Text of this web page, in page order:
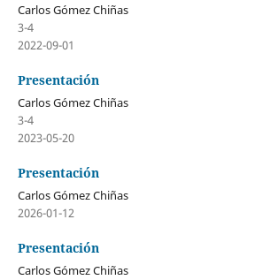
Carlos Gómez Chiñas
3-4
2022-09-01
Presentación
Carlos Gómez Chiñas
3-4
2023-05-20
Presentación
Carlos Gómez Chiñas
2026-01-12
Presentación
Carlos Gómez Chiñas